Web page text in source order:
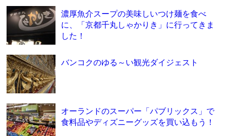
濃厚魚介スープの美味しいつけ麺を食べ
に、「京都千丸しゃかりき」に行ってきま
した！
バンコクのゆる～い観光ダイジェスト
オーランドのスーパー「パブリックス」で
食料品やディズニーグッズを買い込もう！